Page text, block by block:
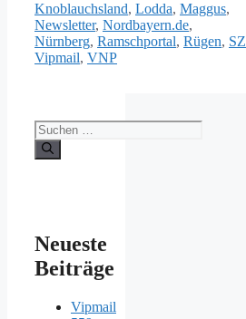
Knoblauchsland, Lodda, Maggus,
Newsletter, Nordbayern.de,
Nürnberg, Ramschportal, Rügen, SZ
Vipmail, VNP
Suche
nach:
Neueste
Beiträge
Vipmail